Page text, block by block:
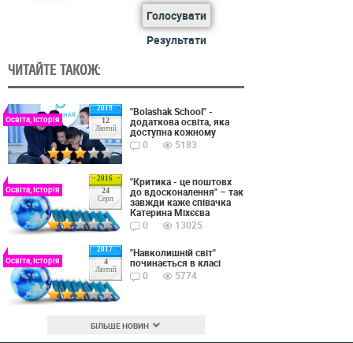
Голосувати
Результати
ЧИТАЙТЕ ТАКОЖ:
2019
12
Лютий
Освіта, Історія
"Bolashak School" -
додаткова освіта, яка
доступна кожному
0
5183
2016
24
Серп
Освіта, Історія
"Критика - це поштовх
до вдосконалення" – так
завжди каже співачка
Катерина Міхєєва
0
13025
2017
4
Лютий
Освіта, Історія
"Навколишній світ"
починається в класі
0
5774
БІЛЬШЕ НОВИН